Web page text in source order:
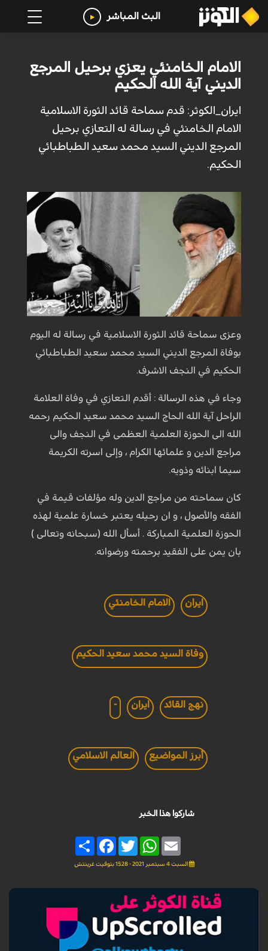
البث المباشر
الامام الخامنئي يعزي برحيل المرجع
الديني آية الله الحكيم
ايران_الكوثر: قدم سماحة قائد الثورة الاسلامية
الامام الخامنئي في رسالة له التعازي برحيل
المرجع الديني السيد محمد سعيد الطباطبائي
الحكيم.
وعزى سماحة قائد الثورة الاسلامية في رسالة له اليوم
بوفاة المرجع الديني السيد محمد سعيد الطباطبائي
الحكيم في النجف الاشرف.
وجاء في هذه الرسالة : أقدم التعازي في وفاة العلامة
الراحل آية الله الحاج السيد محمد سعيد الحكيم رحمه
الله الى الحوزة العلمية العظمى في النجف والى
مراجع الدين و علمائها الكرام ، وإلى اسرته الكريمة
سيما ابنائه وذويه.
كان سماحته من مراجع الدين وله مؤلفات قيمة في
الفقه والأصول ، و ان رحيله يعتبر خسارة علمية لهذه
الحوزة العلمية المباركة . أسأل الله (سبحانه وتعالى )
بان يمن على الفقيد برحمته ورضوانه.
ايران الامام الخامنئي
وفاة السيد محمد سعيد الحكيم
نهج القائد ايران -
أبرز المواضيع العالم الاسلامي
شاركوا هذا الخبر
Share
FacebookTwitter
WhatsAppEmail
السبت 4 سبتمبر 2021 - 15:28 بتوقيت غرينتش